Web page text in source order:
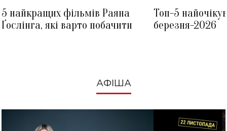
5 найкращих фільмів Раяна
Ґослінга, які варто побачити
Топ-5
березня-2026
АФІША